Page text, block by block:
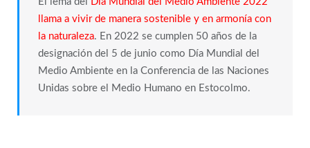
llama a vivir de manera sostenible y en armonía con
la naturaleza. En 2022 se cumplen 50 años de la
designación del 5 de junio como Día Mundial del
Medio Ambiente en la Conferencia de las Naciones
Unidas sobre el Medio Humano en Estocolmo.